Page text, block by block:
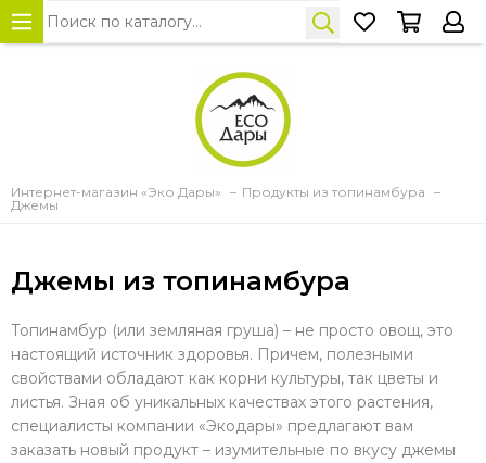
Интернет-магазин «Эко Дары»
Продукты из топинамбура
Джемы
Джемы из топинамбура
Топинамбур (или земляная груша) – не просто овощ, это
настоящий источник здоровья. Причем, полезными
свойствами обладают как корни культуры, так цветы и
листья. Зная об уникальных качествах этого растения,
специалисты компании «Экодары» предлагают вам
заказать новый продукт – изумительные по вкусу джемы